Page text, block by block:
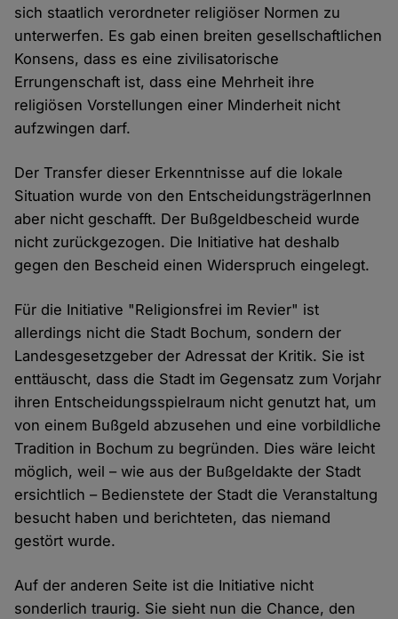
sich staatlich verordneter religiöser Normen zu
unterwerfen. Es gab einen breiten gesellschaftlichen
Konsens, dass es eine zivilisatorische
Errungenschaft ist, dass eine Mehrheit ihre
religiösen Vorstellungen einer Minderheit nicht
aufzwingen darf.
Der Transfer dieser Erkenntnisse auf die lokale
Situation wurde von den EntscheidungsträgerInnen
aber nicht geschafft. Der Bußgeldbescheid wurde
nicht zurückgezogen. Die Initiative hat deshalb
gegen den Bescheid einen Widerspruch eingelegt.
Für die Initiative "Religionsfrei im Revier" ist
allerdings nicht die Stadt Bochum, sondern der
Landesgesetzgeber der Adressat der Kritik. Sie ist
enttäuscht, dass die Stadt im Gegensatz zum Vorjahr
ihren Entscheidungsspielraum nicht genutzt hat, um
von einem Bußgeld abzusehen und eine vorbildliche
Tradition in Bochum zu begründen. Dies wäre leicht
möglich, weil – wie aus der Bußgeldakte der Stadt
ersichtlich – Bedienstete der Stadt die Veranstaltung
besucht haben und berichteten, das niemand
gestört wurde.
Auf der anderen Seite ist die Initiative nicht
sonderlich traurig. Sie sieht nun die Chance, den